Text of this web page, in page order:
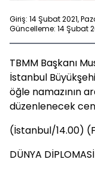
Giriş: 14 Şubat 2021,
Güncelleme: 14 Şubat
TBMM Başkanı
İstanbul
öğle namazının
düzenlenecek
(İstanbul/14.00)
DÜNYA DİPLOMASİ